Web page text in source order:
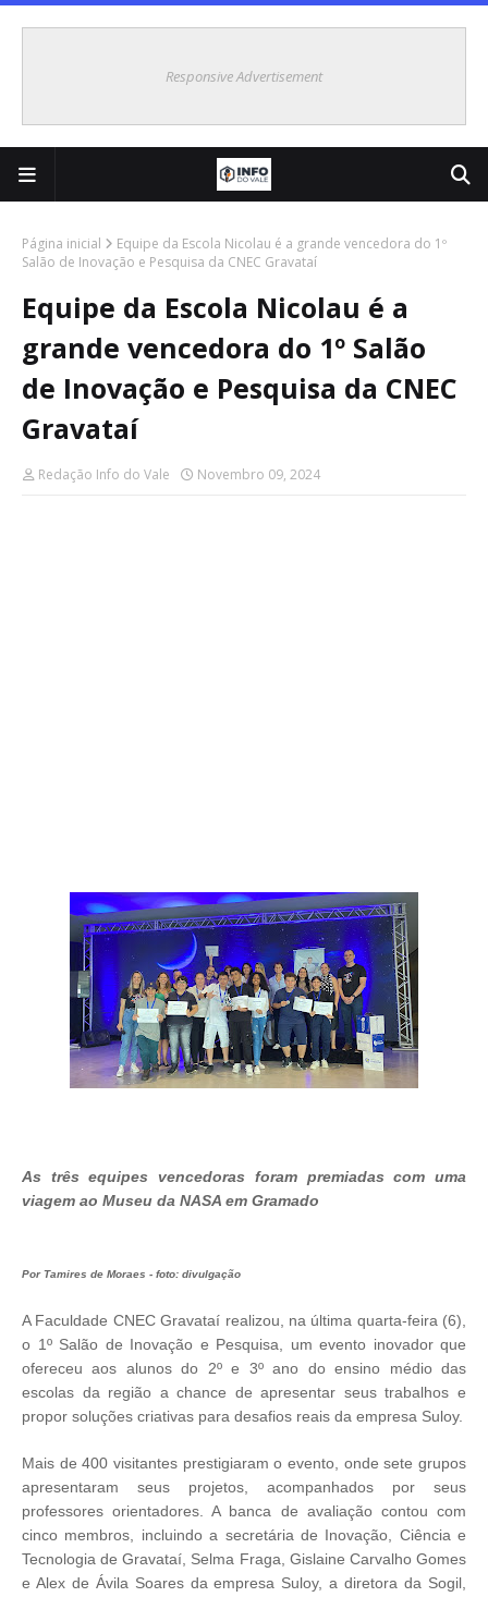
Responsive Advertisement
Página inicial
Equipe da Escola Nicolau é a grande vencedora do 1º
Salão de Inovação e Pesquisa da CNEC Gravataí
Equipe da Escola Nicolau é a
grande vencedora do 1º Salão
de Inovação e Pesquisa da CNEC
Gravataí
Redação Info do Vale Novembro 09, 2024
As três equipes vencedoras foram premiadas com uma
viagem ao Museu da NASA em Gramado
PorTamires de Moraes - foto: divulgação
A Faculdade CNEC Gravataí realizou, na última quarta-feira (6),
o 1º Salão de Inovação e Pesquisa, um evento inovador que
ofereceu aos alunos do 2º e 3º ano do ensino médio das
escolas da região a chance de apresentar seus trabalhos e
propor soluções criativas para desafios reais da empresa Suloy.
Mais de 400 visitantes prestigiaram o evento, onde sete grupos
apresentaram seus projetos, acompanhados por seus
professores orientadores. A banca de avaliação contou com
cinco membros, incluindo a secretária de Inovação, Ciência e
Tecnologia de Gravataí, Selma Fraga, Gislaine Carvalho Gomes
e Alex de Ávila Soares da empresa Suloy, a diretora da Sogil,